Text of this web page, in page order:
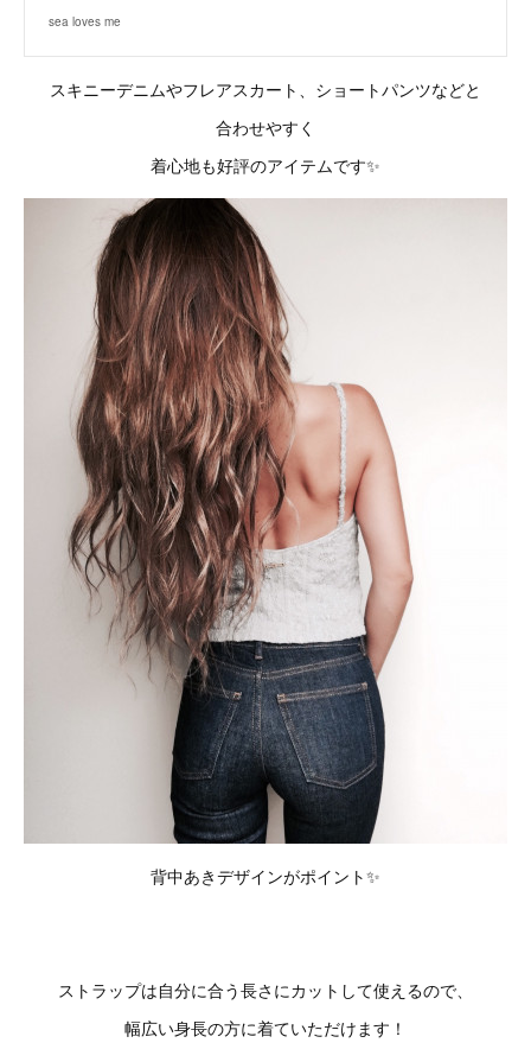
sea loves me
スキニーデニムやフレアスカート、ショートパンツなどと
合わせやすく
着心地も好評のアイテムです✨
背中あきデザインがポイント✨
ストラップは自分に合う長さにカットして使えるので、
幅広い身長の方に着ていただけます！